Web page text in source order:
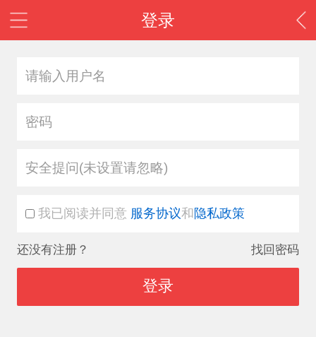
登录
安全提问(未设置请忽略)
我已阅读并同意 服务协议和 隐私政策
还没有注册？ 找回密码